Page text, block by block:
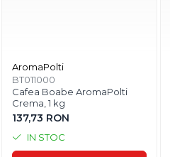
AromaPolti
BT011000
Cafea Boabe AromaPolti
Crema, 1 kg
137,73 RON
IN STOC